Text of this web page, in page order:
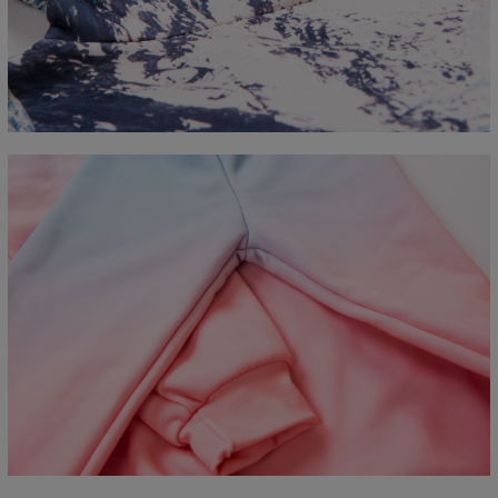
CM
XS S M L
4XL
A - Długość
67 68 69 70 71 73 75
78
B - Sz. klatki piersiowej
50 52 54 56 58 60 63
66
C - Długość rękawów
66 66 67 68 69